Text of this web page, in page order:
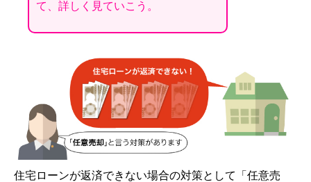
て、詳しく見ていこう。
住宅ローンが返済できない場合の対策として「任意売